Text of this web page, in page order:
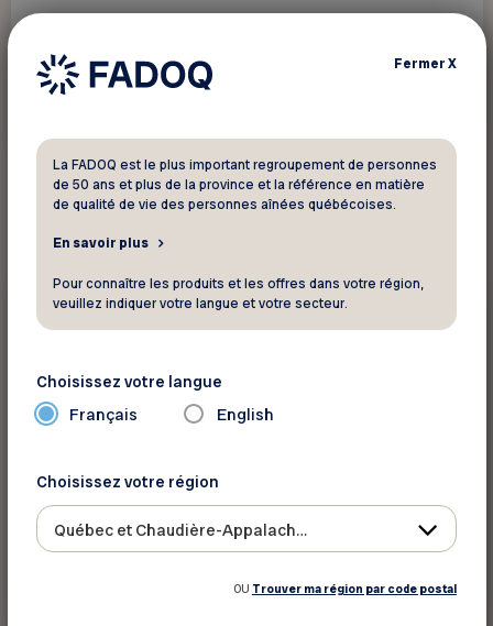
Santé - Beauté
Bio Actif Inc
Cette offre est applicable sur commandes
Voir ce rabais
FermerX
La FADOQ est le plus important regroupement de personnes
de 50 ans et plus de la province et la référence en matière
de qualité de vie des personnes aînées québécoises.
En savoir plus
Pour connaître les produits et les offres dans votre région,
veuillez indiquer votre langue et votre secteur.
Choisissez votre langue
Français English
Choisissez votre région
Québec et Chaudière-Appalaches
OU Trouver ma région par code postal